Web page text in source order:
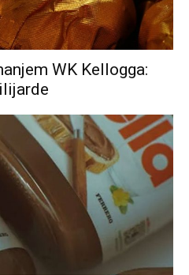
WK Kellogga: